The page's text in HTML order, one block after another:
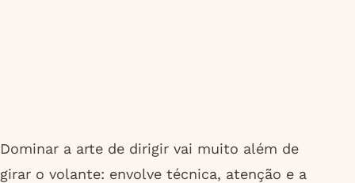
Dominar a arte de dirigir vai muito além de
girar o volante: envolve técnica, atenção e a